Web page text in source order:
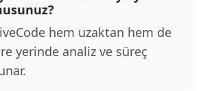
hem uzaktan hem de
yerinde analiz ve süreç